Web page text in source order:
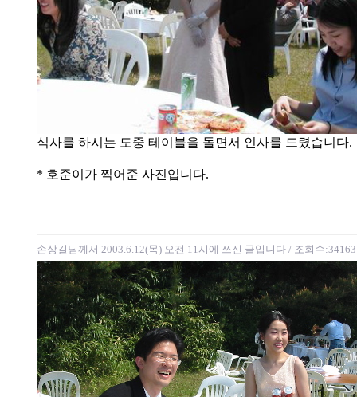
식사를 하시는 도중 테이블을 돌면서 인사를 드렸습니다.
* 호준이가 찍어준 사진입니다.
손상길님께서 2003.6.12(목) 오전 11시에 쓰신 글입니다 / 조회수:34163